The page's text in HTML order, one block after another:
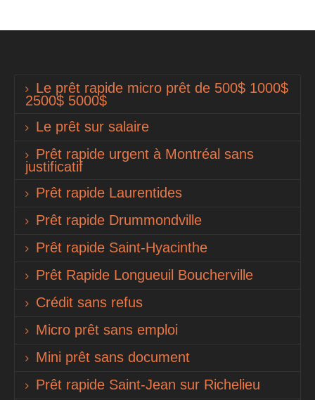
Le prêt rapide micro prêt de 500$ 1000$
2500$ 5000$
Le prêt sur salaire
Prêt rapide urgent à Montréal sans
justificatif
Prêt rapide Laurentides
Prêt rapide Drummondville
Prêt rapide Saint-Hyacinthe
Prêt Rapide Longueuil Boucherville
Crédit sans refus
Micro prêt sans emploi
Mini prêt sans document
Prêt rapide Saint-Jean sur Richelieu